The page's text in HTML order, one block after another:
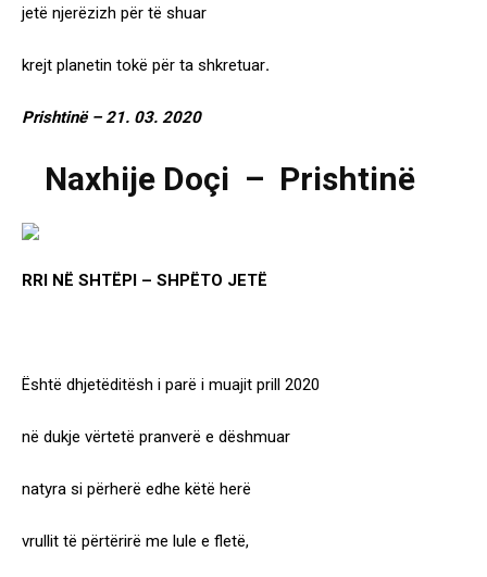
jetë njerëzizh për të shuar
krejt planetin tokë për ta shkretuar.
Prishtinë – 21. 03. 2020
Naxhije Doçi – Prishtinë
RRI NË SHTËPI – SHPËTO JETË
Është dhjetëditësh i parë i muajit prill 2020
në dukje vërtetë pranverë e dëshmuar
natyra si përherë edhe këtë herë
vrullit të përtërirë me lule e fletë,